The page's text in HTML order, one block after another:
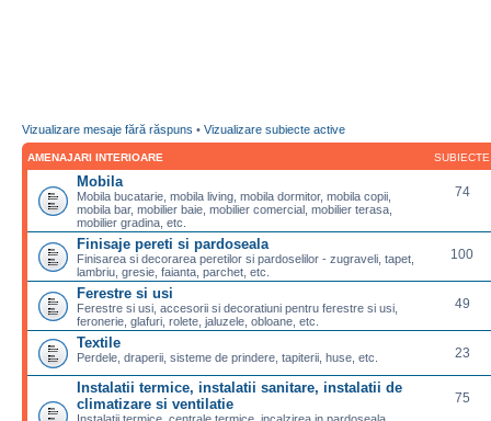
Vizualizare mesaje fără răspuns • Vizualizare subiecte active
AMENAJARI INTERIOARE SUBIECTE
Mobila
Mobila bucatarie, mobila living, mobila dormitor, mobila copii,
mobila bar, mobilier baie, mobilier comercial, mobilier terasa,
mobilier gradina, etc.
74
Finisaje pereti si pardoseala
Finisarea si decorarea peretilor si pardoselilor - zugraveli, tapet,
lambriu, gresie, faianta, parchet, etc.
100
Ferestre si usi
Ferestre si usi, accesorii si decoratiuni pentru ferestre si usi,
feronerie, glafuri, rolete, jaluzele, obloane, etc.
49
Textile
Perdele, draperii, sisteme de prindere, tapiterii, huse, etc. 23
Instalatii termice, instalatii sanitare, instalatii de
climatizare si ventilatie
Instalatii termice, centrale termice, incalzirea in pardoseala,
75